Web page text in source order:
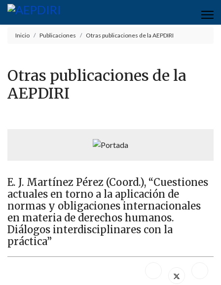
Inicio Publicaciones Otras publicaciones de la AEPDIRI
Otras publicaciones de la
AEPDIRI
E. J. Martínez Pérez (Coord.), “Cuestiones
actuales en torno a la aplicación de
normas y obligaciones internacionales
en materia de derechos humanos.
Diálogos interdisciplinares con la
práctica”